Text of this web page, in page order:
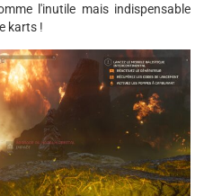
l'inutile mais indispensable
karts !